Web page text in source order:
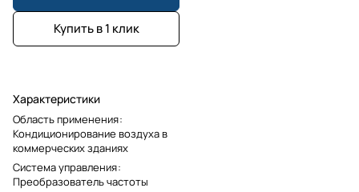
Купить в 1 клик
Характеристики
Область применения:
Кондиционирование воздуха в
коммерческих зданиях
Система управления:
Преобразователь частоты